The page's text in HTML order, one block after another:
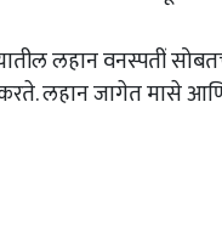
लहान वनस्पतीं
लहान जागेत मासे